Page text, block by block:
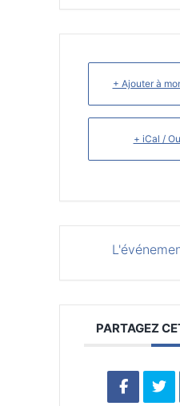
+ Ajouter à
+ iCal /
PARTAGEZ